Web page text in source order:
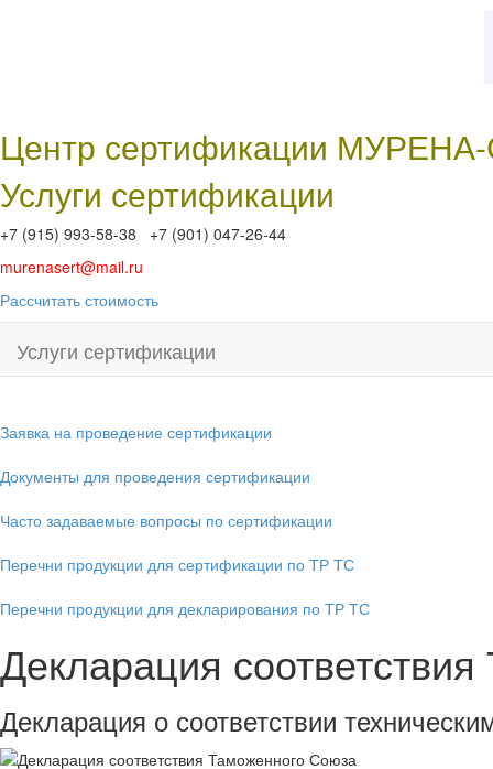
Центр сертификации
Услуги сертификации
+7 (915) 993-58-38 +7 (901) 047-26-44
murenasert@mail.ru
Рассчитать стоимость
Услуги сертификации
Заявка на проведение сертификации
Документы для проведения сертификации
Часто задаваемые вопросы по сертификации
Перечни продукции для сертификации по ТР ТС
Перечни продукции для декларирования по ТР ТС
Декларация
Декларация о соответствии